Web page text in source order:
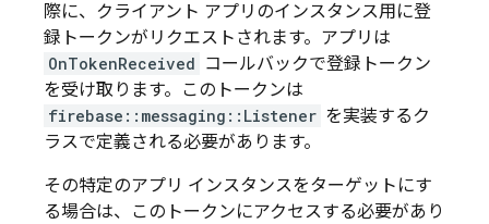
際に、クライアント アプリのインスタンス用に登
録トークンがリクエストされます。アプリは
OnTokenReceived コールバックで登録トークン
を受け取ります。このトークンは
firebase::messaging::Listener を実装するク
ラスで定義される必要があります。
その特定のアプリ インスタンスをターゲットにす
る場合は、このトークンにアクセスする必要があり